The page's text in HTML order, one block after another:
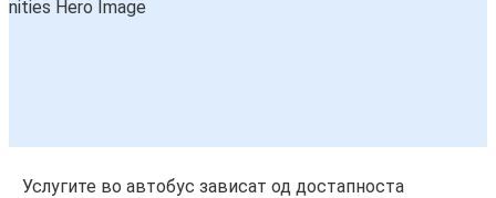
Услугите во автобус зависат од достапноста